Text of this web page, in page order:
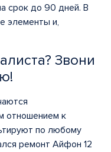
срок до 90 дней. В
элементы и,
Звони
отношением к
по любому
ремонт Айфон 12